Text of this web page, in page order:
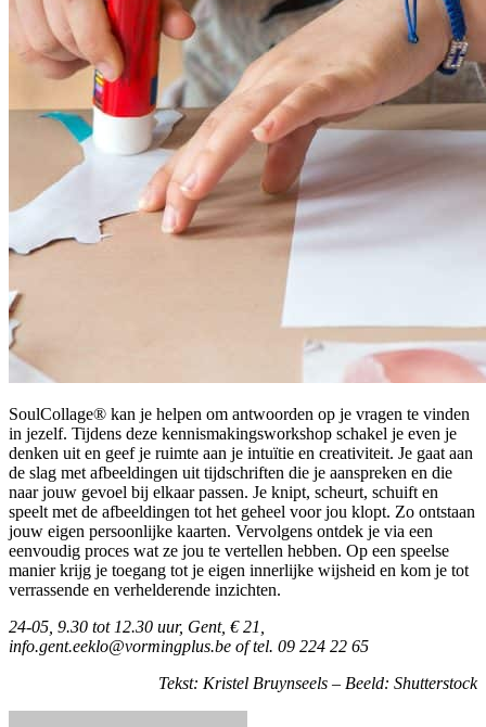
SoulCollage® kan je helpen om antwoorden op je vragen te vinden
in jezelf. Tijdens deze kennismakingsworkshop schakel je even je
denken uit en geef je ruimte aan je intuïtie en creativiteit. Je gaat aan
de slag met afbeeldingen uit tijdschriften die je aanspreken en die
naar jouw gevoel bij elkaar passen. Je knipt, scheurt, schuift en
speelt met de afbeeldingen tot het geheel voor jou klopt. Zo ontstaan
jouw eigen persoonlijke kaarten. Vervolgens ontdek je via een
eenvoudig proces wat ze jou te vertellen hebben. Op een speelse
manier krijg je toegang tot je eigen innerlijke wijsheid en kom je tot
verrassende en verhelderende inzichten.
24-05, 9.30 tot 12.30 uur, Gent, € 21,
info.gent.eeklo@vormingplus.be of tel. 09 224 22 65
Tekst: Kristel Bruynseels – Beeld: Shutterstock